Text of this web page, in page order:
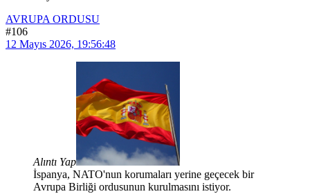
AVRUPA ORDUSU
#106
12 Mayıs 2026, 19:56:48
Alıntı Yap
İspanya, NATO'nun korumaları yerine geçecek bir
Avrupa Birliği ordusunun kurulmasını istiyor.